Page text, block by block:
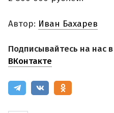
Автор: Иван Бахарев
Подписывайтесь на нас в
ВКонтакте